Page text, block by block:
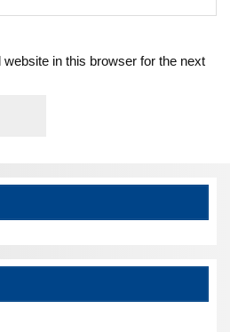
in this browser for the next